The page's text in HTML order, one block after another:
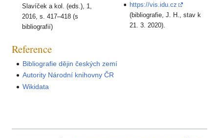
Slavíček a kol. (eds.), 1,
2016, s. 417–418 (s
bibliografií)
https://vis.idu.cz
(bibliografie, J. H., stav k
21. 3. 2020).
Reference
Bibliografie dějin českých zemí
Autority Národní knihovny ČR
Wikidata